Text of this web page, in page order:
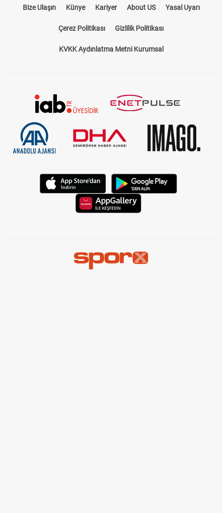
Bize Ulaşın Künye Kariyer About US Yasal Uyarı
Çerez Politikası Gizlilik Politikası
KVKK Aydınlatma Metni Kurumsal